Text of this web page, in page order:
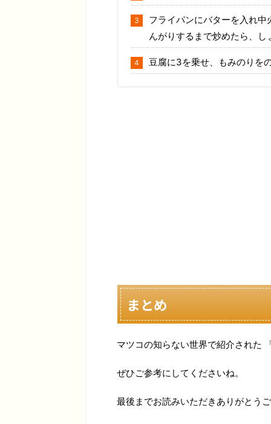
フライパンにバターを入れ
んがりするまで炒めたら、
豆腐に3を乗せ、もみのりを
まとめ
マツコの知らない世界で紹介された
ぜひご参考にしてくださいね。
最後までお読みいただきありがとう